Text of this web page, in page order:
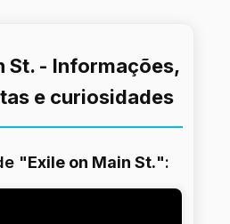
St. - Informações,
e curiosidades
"Exile on Main St.":